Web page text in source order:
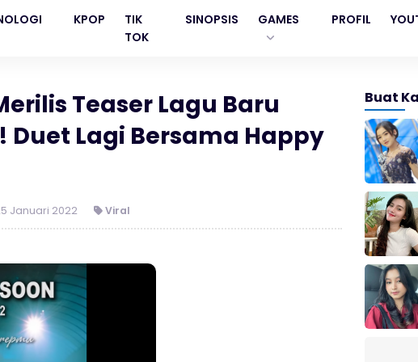
KPOP
TIK
TOK
SINOPSIS GAMES PROFIL
Teaser Lagu Baru
Duet Lagi Bersama Happy
Januari 2022 Viral
Buat